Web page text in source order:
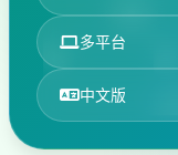
多平台
中文版